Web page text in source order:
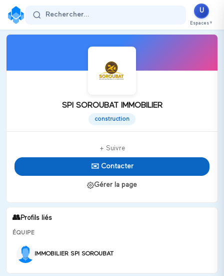
Rechercher...
U
Espaces ▼
SPI SOROUBAT IMMOBILIER
construction
+ Suivre
✉️ Contacter
Gérer la page
👥Profils liés
ÉQUIPE
IMMOBILIER SPI SOROUBAT